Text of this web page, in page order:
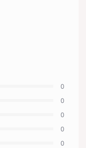
0
0
0
0
0